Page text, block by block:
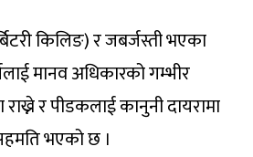
किलिङ) र जबर्जस्ती भएका
मानव अधिकारको गम्भीर
र पीडकलाई कानुनी दायरामा
भएको छ ।